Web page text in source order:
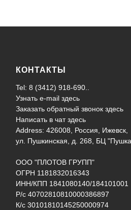
КОНТАКТЫ
Tel: 8 (3412) 918-690..
Узнать e-mail здесь
Заказать обратный звонок здесь
Написать в чатздесь
Address: 426008, Россия, Ижевск,
ул. Пушкинская, д. 268, БЦ
ООО "ПЛОТОВ ГРУПП"
ОГРН 1181832016343
ИНН/КПП 1841080140/184101001
Р/с 40702810810000386897
К/с 30101810145250000974